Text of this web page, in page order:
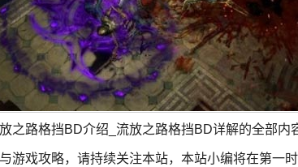
之路格挡BD介绍_流放之路格挡BD详解的全部内
游戏攻略，请持续关注本站，本站小编将在第一